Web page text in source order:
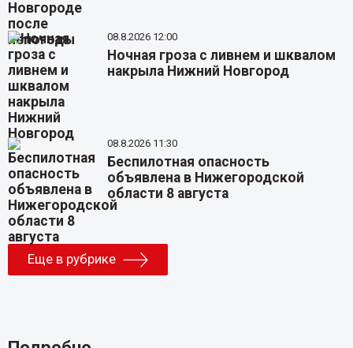
08.8.2026 12:00
Ночная гроза с ливнем и шквалом
накрыла Нижний Новгород
08.8.2026 11:30
Беспилотная опасность
объявлена в Нижегородской
области 8 августа
Еще в рубрике